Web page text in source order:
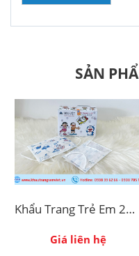
SẢN
Khẩu Trang Trẻ Em 2D In Hình Cừu
Giá liên hệ